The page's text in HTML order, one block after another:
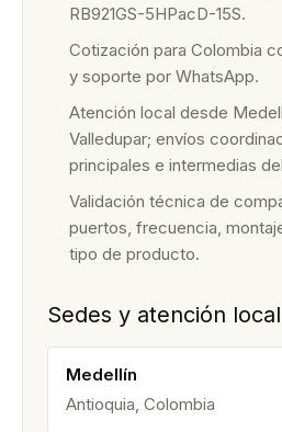
RB921GS-5HPacD-15S.
Cotización para Colombia
y soporte por WhatsApp.
Atención local desde
Valledupar; envíos
principales e intermedias
Validación técnica de
puertos, frecuencia,
tipo de producto.
Sedes y atención local
Medellín
Antioquia, Colombia